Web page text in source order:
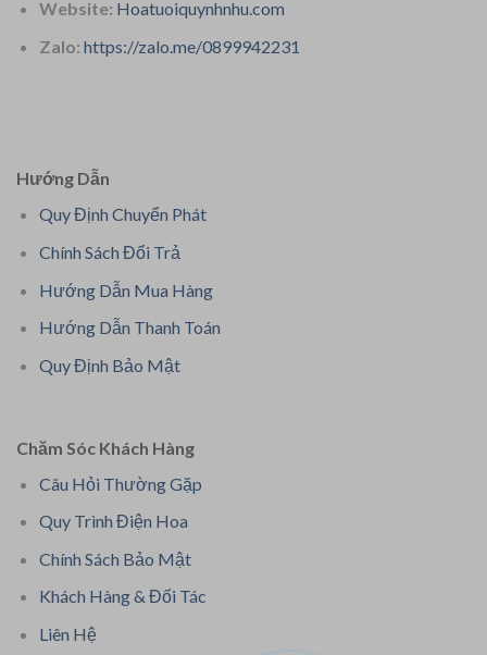
Website: Hoatuoiquynhnhu.com
Zalo: https://zalo.me/0899942231
Hướng Dẫn
Quy Định Chuyển Phát
Chính Sách Đổi Trả
Hướng Dẫn Mua Hàng
Hướng Dẫn Thanh Toán
Quy Định Bảo Mật
Chăm Sóc Khách Hàng
Câu Hỏi Thường Gặp
Quy Trình Điện Hoa
Chính Sách Bảo Mật
Khách Hàng & Đối Tác
Liên Hệ